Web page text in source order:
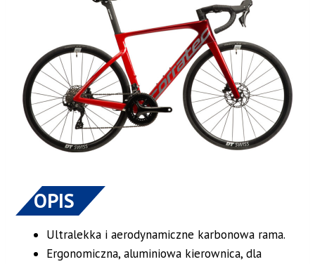
OPIS
Ultralekka i aerodynamiczne karbonowa rama.
Ergonomiczna, aluminiowa kierownica, dla